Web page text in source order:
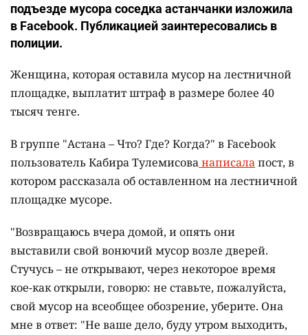
подъезде мусора соседка астанчанки изложила
в Facebook. Публикацией заинтересовались в
полиции.
Женщина, которая оставила мусор на лестничной
площадке, выплатит штраф в размере более 40
тысяч тенге.
В группе "Астана – Что? Где? Когда?" в Facebook
пользователь Кабира Тулемисованаписалапост, в
котором рассказала об оставленном на лестничной
площадке мусоре.
"Возвращаюсь вчера домой, и опять они
выставили свой вонючий мусор возле дверей.
Стучусь – не открывают, через некоторое время
кое-как открыли, говорю: не ставьте, пожалуйста,
свой мусор на всеобщее обозрение, уберите. Она
мне в ответ: "Не ваше дело, буду утром выходить,